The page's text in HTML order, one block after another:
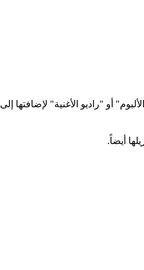
أو "راديو الأغنية" لإضافتها إلى